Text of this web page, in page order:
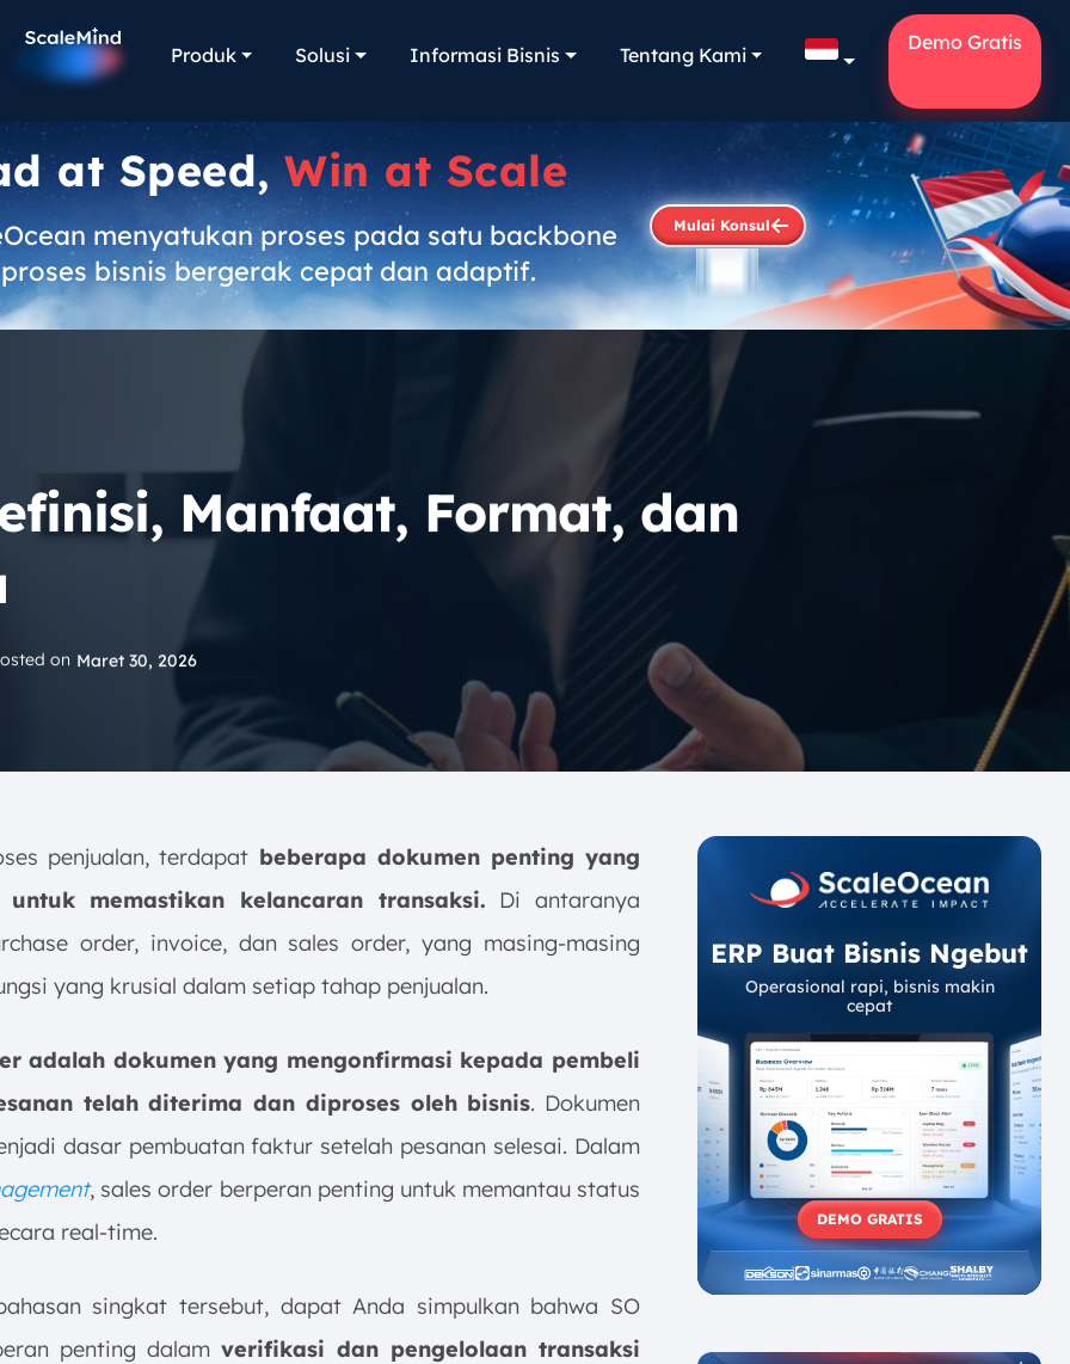
Produk Solusi Informasi Bisnis Tentang Kami
Demo Gratis
at Speed,Win at Scale
menyatukan proses pada satu backbone
bisnis bergerak cepat dan adaptif.
Mulai Konsul
Manfaat, Format, dan
on Maret 30, 2026
penjualan, terdapat beberapa dokumen penting yang
untuk memastikan kelancaran transaksi. Di antaranya
order, invoice, dan sales order, yang masing-masing
yang krusial dalam setiap tahap penjualan.
adalah dokumen yang mengonfirmasi kepada pembeli
telah diterima dan diproses oleh bisnis. Dokumen
dasar pembuatan faktur setelah pesanan selesai. Dalam
, sales order berperan penting untuk memantau status
real-time.
singkat tersebut, dapat Anda simpulkan bahwa SO
penting dalam verifikasi dan pengelolaan transaksi
ERP Buat Bisnis Ngebut
Operasional rapi, bisnis makin
cepat
DEMO GRATIS